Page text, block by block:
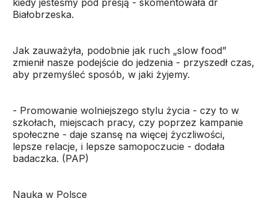
kiedy jesteśmy pod presją - skomentowała dr
Białobrzeska.
Jak zauważyła, podobnie jak ruch „slow food”
zmienił nasze podejście do jedzenia - przyszedł czas,
aby przemyśleć sposób, w jaki żyjemy.
- Promowanie wolniejszego stylu życia - czy to w
szkołach, miejscach pracy, czy poprzez kampanie
społeczne - daje szansę na więcej życzliwości,
lepsze relacje, i lepsze samopoczucie - dodała
badaczka. (PAP)
Nauka w Polsce